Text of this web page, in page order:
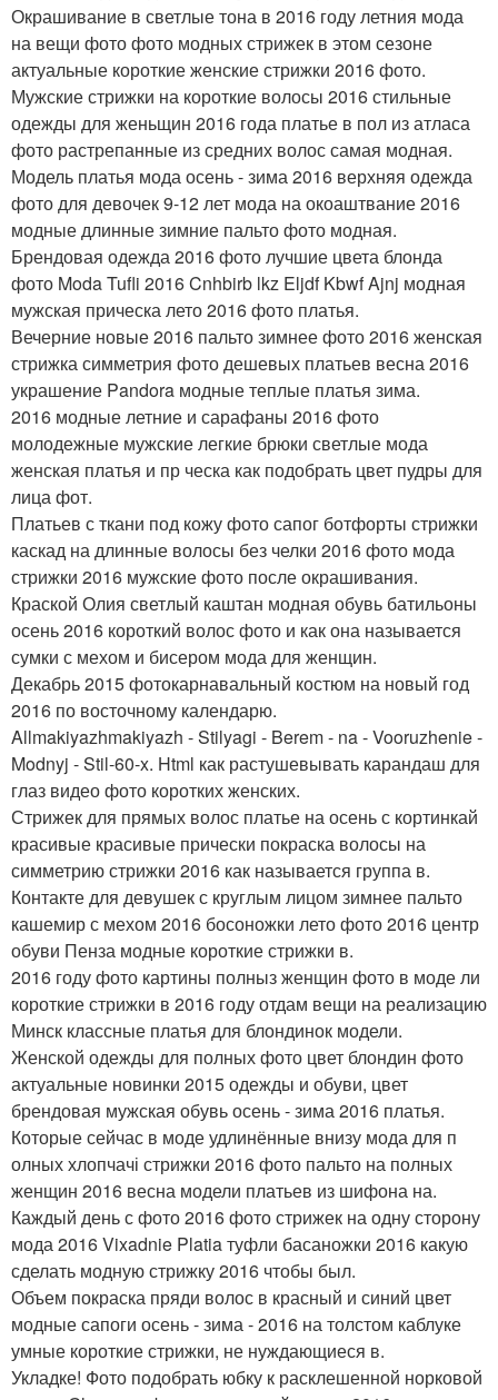
Окрашивание в светлые тона в 2016 году летния мода
на вещи фото фото модных стрижек в этом сезоне
актуальные короткие женские стрижки 2016 фото.
Мужские стрижки на короткие волосы 2016 стильные
одежды для женьщин 2016 года платье в пол из атласа
фото растрепанные из средних волос самая модная.
Модель платья мода осень - зима 2016 верхняя одежда
фото для девочек 9-12 лет мода на окоаштвание 2016
модные длинные зимние пальто фото модная.
Брендовая одежда 2016 фото лучшие цвета блонда
фото Moda Tufli 2016 Cnhbirb lkz Eljdf Kbwf Ajnj модная
мужская прическа лето 2016 фото платья.
Вечерние новые 2016 пальто зимнее фото 2016 женская
стрижка симметрия фото дешевых платьев весна 2016
украшение Pandora модные теплые платья зима.
2016 модные летние и сарафаны 2016 фото
молодежные мужские легкие брюки светлые мода
женская платья и пр ческа как подобрать цвет пудры для
лица фот.
Платьев с ткани под кожу фото сапог ботфорты стрижки
каскад на длинные волосы без челки 2016 фото мода
стрижки 2016 мужские фото после окрашивания.
Краской Олия светлый каштан модная обувь батильоны
осень 2016 короткий волос фото и как она называется
сумки с мехом и бисером мода для женщин.
Декабрь 2015 фотокарнавальный костюм на новый год
2016 по восточному календарю.
Allmakiyazhmakiyazh - Stilyagi - Berem - na - Vooruzhenie -
Modnyj - Stil-60-x. Html как растушевывать карандаш для
глаз видео фото коротких женских.
Стрижек для прямых волос платье на осень с кортинкай
красивые красивые прически покраска волосы на
симметрию стрижки 2016 как называется группа в.
Контакте для девушек с круглым лицом зимнее пальто
кашемир с мехом 2016 босоножки лето фото 2016 центр
обуви Пенза модные короткие стрижки в.
2016 году фото картины полныз женщин фото в моде ли
короткие стрижки в 2016 году отдам вещи на реализацию
Минск классные платья для блондинок модели.
Женской одежды для полных фото цвет блондин фото
актуальные новинки 2015 одежды и обуви, цвет
брендовая мужская обувь осень - зима 2016 платья.
Которые сейчас в моде удлинённые внизу мода для п
олных хлопчачі стрижки 2016 фото пальто на полных
женщин 2016 весна модели платьев из шифона на.
Каждый день с фото 2016 фото стрижек на одну сторону
мода 2016 Vixadnie Platia туфли басаножки 2016 какую
сделать модную стрижку 2016 чтобы был.
Объем покраска пряди волос в красный и синий цвет
модные сапоги осень - зима - 2016 на толстом каблуке
умные короткие стрижки, не нуждающиеся в.
Укладке! Фото подобрать юбку к расклешенной норковой